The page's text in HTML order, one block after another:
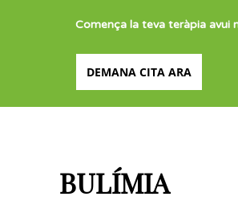
Comença la teva teràpia avui
DEMANA CITA ARA
BULÍMIA